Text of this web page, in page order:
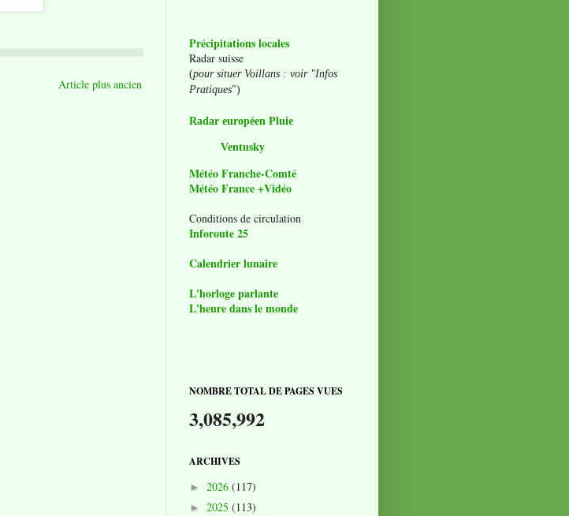
Article plus ancien
Précipitations locales
Radar suisse
(pour situer Voillans : voir "Infos
Pratiques")
Radar européen Pluie
Ventusky
Météo Franche-Comté
Météo France +Vidéo
Conditions de circulation
Inforoute 25
Calendrier lunaire
L'horloge parlante
L'heure dans le monde
NOMBRE TOTAL DE PAGES VUES
3,085,992
ARCHIVES
► 2026 (117)
► 2025 (113)